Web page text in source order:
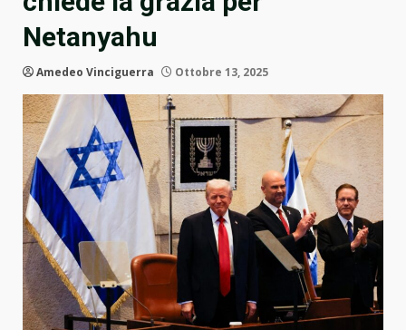
Netanyahu
Amedeo Vinciguerra Ottobre 13, 2025